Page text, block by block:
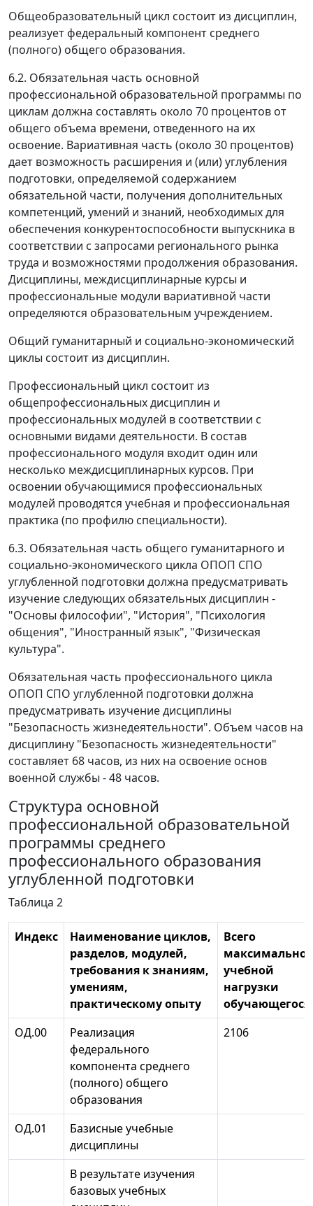
Общеобразовательный цикл состоит из дисциплин,
реализует федеральный компонент среднего
(полного) общего образования.
6.2. Обязательная часть основной
профессиональной образовательной программы по
циклам должна составлять около 70 процентов от
общего объема времени, отведенного на их
освоение. Вариативная часть (около 30 процентов)
дает возможность расширения и (или) углубления
подготовки, определяемой содержанием
обязательной части, получения дополнительных
компетенций, умений и знаний, необходимых для
обеспечения конкурентоспособности выпускника в
соответствии с запросами регионального рынка
труда и возможностями продолжения образования.
Дисциплины, междисциплинарные курсы и
профессиональные модули вариативной части
определяются образовательным учреждением.
Общий гуманитарный и социально-экономический
циклы состоит из дисциплин.
Профессиональный цикл состоит из
общепрофессиональных дисциплин и
профессиональных модулей в соответствии с
основными видами деятельности. В состав
профессионального модуля входит один или
несколько междисциплинарных курсов. При
освоении обучающимися профессиональных
модулей проводятся учебная и профессиональная
практика (по профилю специальности).
6.3. Обязательная часть общего гуманитарного и
социально-экономического цикла ОПОП СПО
углубленной подготовки должна предусматривать
изучение следующих обязательных дисциплин -
"Основы философии", "История", "Психология
общения", "Иностранный язык", "Физическая
культура".
Обязательная часть профессионального цикла
ОПОП СПО углубленной подготовки должна
предусматривать изучение дисциплины
"Безопасность жизнедеятельности". Объем часов на
дисциплину "Безопасность жизнедеятельности"
составляет 68 часов, из них на освоение основ
военной службы - 48 часов.
Структура основной
профессиональной образовательной
программы среднего
профессионального образования
углубленной подготовки
Таблица 2
Индекс
Наименование циклов,
разделов, модулей,
требования к знаниям,
умениям,
практическому опыту
Всего
учебной
нагрузки
обучающегося
ОД.00
Реализация
федерального
компонента среднего
(полного) общего
образования
2106
ОД.01
Базисные учебные
дисциплины
В результате изучения
базовых учебных